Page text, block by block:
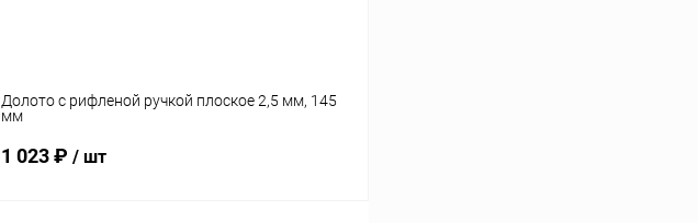
Долото с рифленой ручкой плоское 2,5 мм, 145
мм
1 023 ₽ / шт